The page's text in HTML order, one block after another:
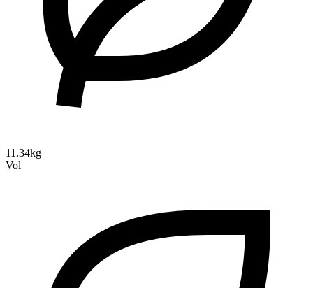
11.34kg
Vol